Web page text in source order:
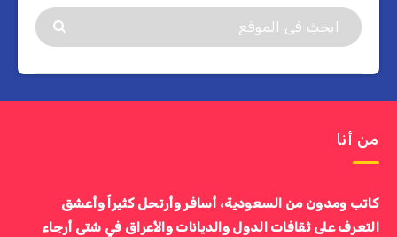
من أنا
كاتب ومدون من السعودية، أسافر وأرتحل كثيراً وأعشق
التعرف على ثقافات الدول والديانات والأعراق في شتى أرجاء